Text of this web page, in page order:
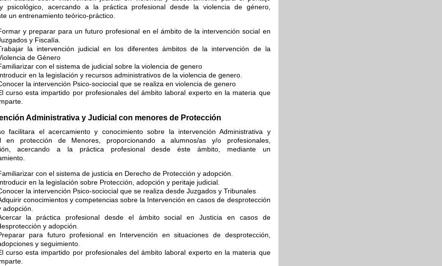
psicológico, acercando a la práctica profesional desde la violencia de género,
un entrenamiento teórico-práctico.
y preparar para un futuro profesional en el ámbito de la intervención social en
y Fiscalía.
la intervención judicial en los diferentes ámbitos de la intervención de la
de Género
con el sistema de judicial sobre la violencia de genero
en la legislación y recursos administrativos de la violencia de genero.
la intervención Psico-sociocial que se realiza en violencia de genero
curso esta impartido por profesionales del ámbito laboral experto en la materia que
Administrativa y Judicial con menores de Protección
facilitara el acercamiento y conocimiento sobre la intervención Administrativa y
en protección de Menores, proporcionando a alumnos/as y/o profesionales,
acercando a la práctica profesional desde éste ámbito, mediante un
con el sistema de justicia en Derecho de Protección y adopción.
en la legislación sobre Protección, adopción y peritaje judicial.
la intervención Psico-sociocial que se realiza desde Juzgados y Tribunales
conocimientos y competencias sobre la Intervención en casos de desprotección
adopción.
la práctica profesional desde el ámbito social en Justicia en casos de
y adopción.
para futuro profesional en Intervención en situaciones de desprotección,
y seguimiento.
curso esta impartido por profesionales del ámbito laboral experto en la materia que